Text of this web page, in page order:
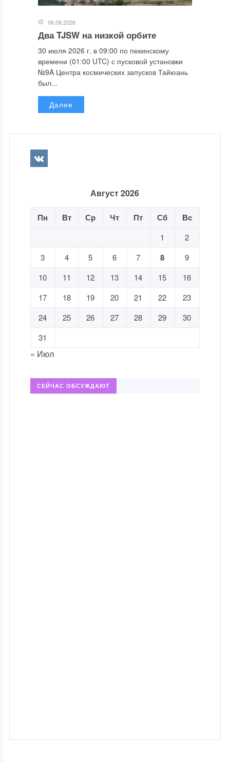
06.08.2026
Два TJSW на низкой орбите
30 июля 2026 г. в 09:00 по пекинскому
времени (01:00 UTC) с пусковой установки
№9A Центра космических запусков Тайюань
был...
Далее
Август 2026
Пн Вт Ср Чт Пт Сб Вс
1
2
3
4 5 6 7 8
9
10
11 12 13 14 15
16
17
18 19 20 21 22
23
24
25 26 27 28 29
30
31
« Июл
СЕЙЧАС ОБСУЖДАЮТ